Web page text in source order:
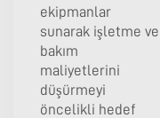
ekipmanlar
sunarak işletme ve
bakım
maliyetlerini
düşürmeyi
öncelikli hedef